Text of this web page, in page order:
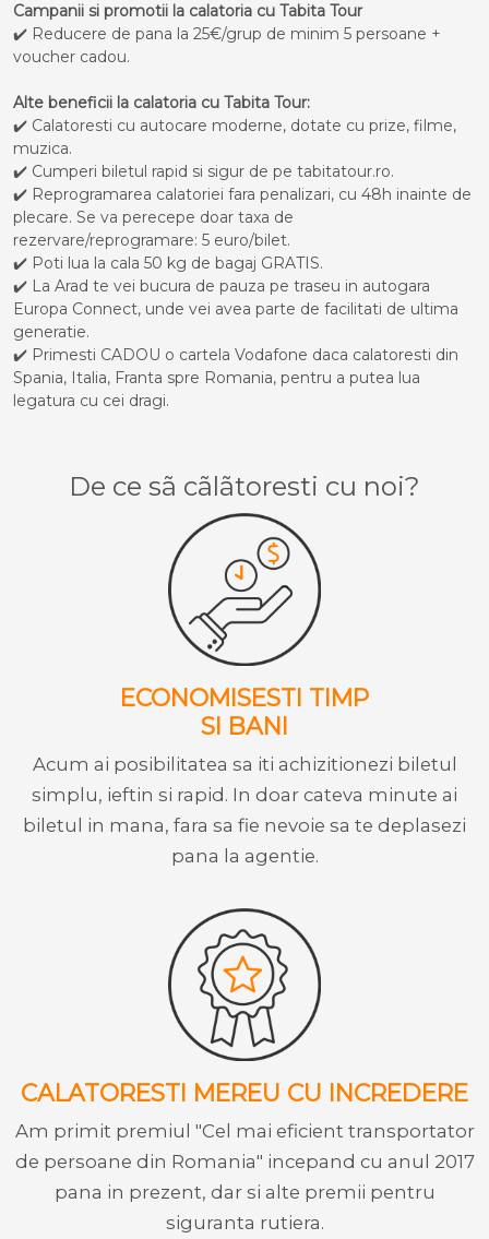
Campanii si promotii la calatoria cu Tabita Tour
✔️ Reducere de pana la 25€/grup de minim 5 persoane +
voucher cadou.
Alte beneficii la calatoria cu Tabita Tour:
✔️ Calatoresti cu autocare moderne, dotate cu prize, filme,
muzica.
✔️ Cumperi biletul rapid si sigur de pe tabitatour.ro.
✔️ Reprogramarea calatoriei fara penalizari, cu 48h inainte de
plecare. Se va perecepe doar taxa de
rezervare/reprogramare: 5 euro/bilet.
✔️ Poti lua la cala 50 kg de bagaj GRATIS.
✔️ La Arad te vei bucura de pauza pe traseu in autogara
Europa Connect, unde vei avea parte de facilitati de ultima
generatie.
✔️ Primesti CADOU o cartela Vodafone daca calatoresti din
Spania, Italia, Franta spre Romania, pentru a putea lua
legatura cu cei dragi.
De ce sã cãlãtoresti cu noi?
ECONOMISESTI TIMP
SI BANI
Acum ai posibilitatea sa iti achizitionezi biletul
simplu, ieftin si rapid. In doar cateva minute ai
biletul in mana, fara sa fie nevoie sa te deplasezi
pana la agentie.
CALATORESTI MEREU CU INCREDERE
Am primit premiul "Cel mai eficient transportator
de persoane din Romania" incepand cu anul 2017
pana in prezent, dar si alte premii pentru
siguranta rutiera.